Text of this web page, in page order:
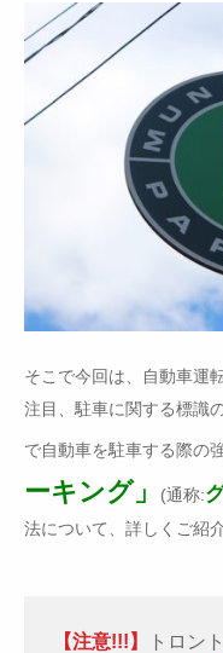
そこで今回は、自動車運
注目、駐車に関する標識
で自動車を駐車する際の
ーキング」
(通称:
法について、詳しくご紹
【注意!!!】
トロン